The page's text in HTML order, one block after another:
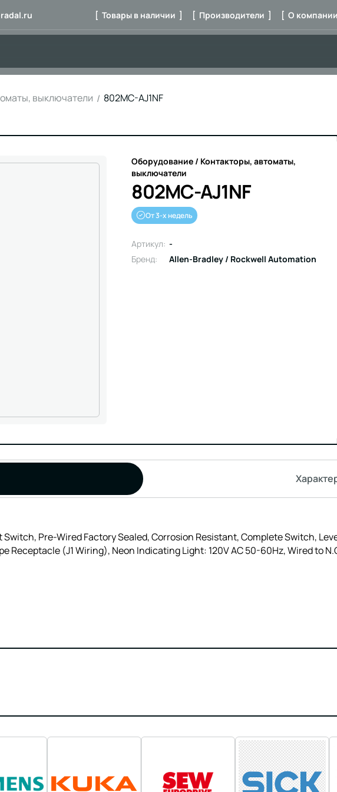
[ Товары в наличии ] [ Производители ] [ О
выключатели 802MC-AJ1NF
Оборудование / Контакторы, автоматы,
выключатели
802MC-AJ1NF
От 3-х недель
Артикул: -
Бренд:
Allen-Bradley / Rockwell Automation
Pre-Wired Factory Sealed, Corrosion Resistant, Complete Switch,
Receptacle (J1 Wiring), Neon Indicating Light: 120V AC 50-60Hz, Wired to